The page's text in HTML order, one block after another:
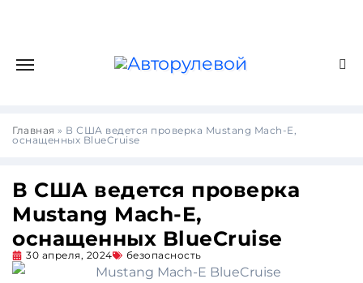
Главная » В США ведется проверка Mustang Mach-E,
оснащенных BlueCruise
В США ведется проверка
Mustang Mach-E,
оснащенных BlueCruise
30 апреля, 2024 безопасность